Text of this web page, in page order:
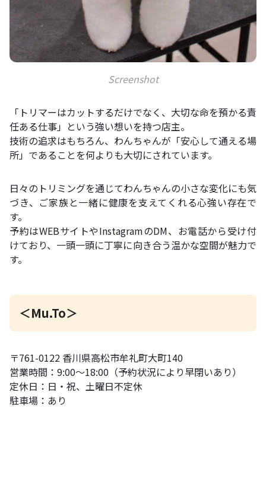
Screenshot
「トリマーはカットするだけでなく、大切な命を預かる責
任ある仕事」という強い想いを持つ店主。
技術の追求はもちろん、わんちゃんが「安心して通える場
所」であることを何よりも大切にされています。
日々のトリミングを通じてわんちゃんの小さな変化にも気
づき、ご家族と一緒に健康を支えてくれる心強い存在で
す。
予約はWEBサイトやInstagramのDM、お電話から受け付
けており、一頭一頭に丁寧に向き合う温かな空間が魅力で
す。
＜Mu.To＞
〒761-0122 香川県高松市牟礼町大町140
営業時間：9:00〜18:00（予約状況により早閉いあり）
定休日：日・祝、土曜日不定休
駐車場：あり